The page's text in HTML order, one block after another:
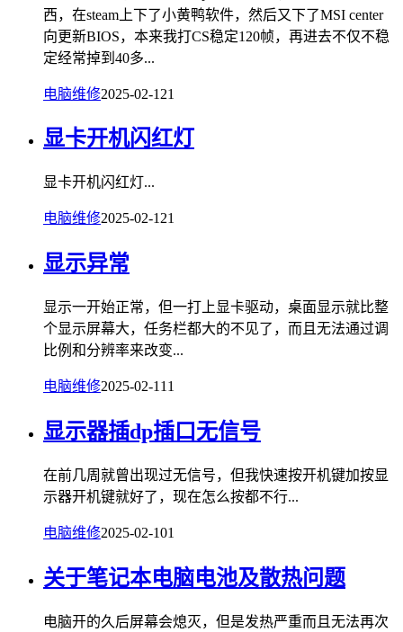
西，在steam上下了小黄鸭软件，然后又下了MSI center
向更新BIOS，本来我打CS稳定120帧，再进去不仅不稳
定经常掉到40多...
电脑维修2025-02-121
显卡开机闪红灯
显卡开机闪红灯...
电脑维修2025-02-121
显示异常
显示一开始正常，但一打上显卡驱动，桌面显示就比整
个显示屏幕大，任务栏都大的不见了，而且无法通过调
比例和分辨率来改变...
电脑维修2025-02-11 1
显示器插dp插口无信号
在前几周就曾出现过无信号，但我快速按开机键加按显
示器开机键就好了，现在怎么按都不行...
电脑维修2025-02-101
关于笔记本电脑电池及散热问题
电脑开的久后屏幕会熄灭，但是发热严重而且无法再次